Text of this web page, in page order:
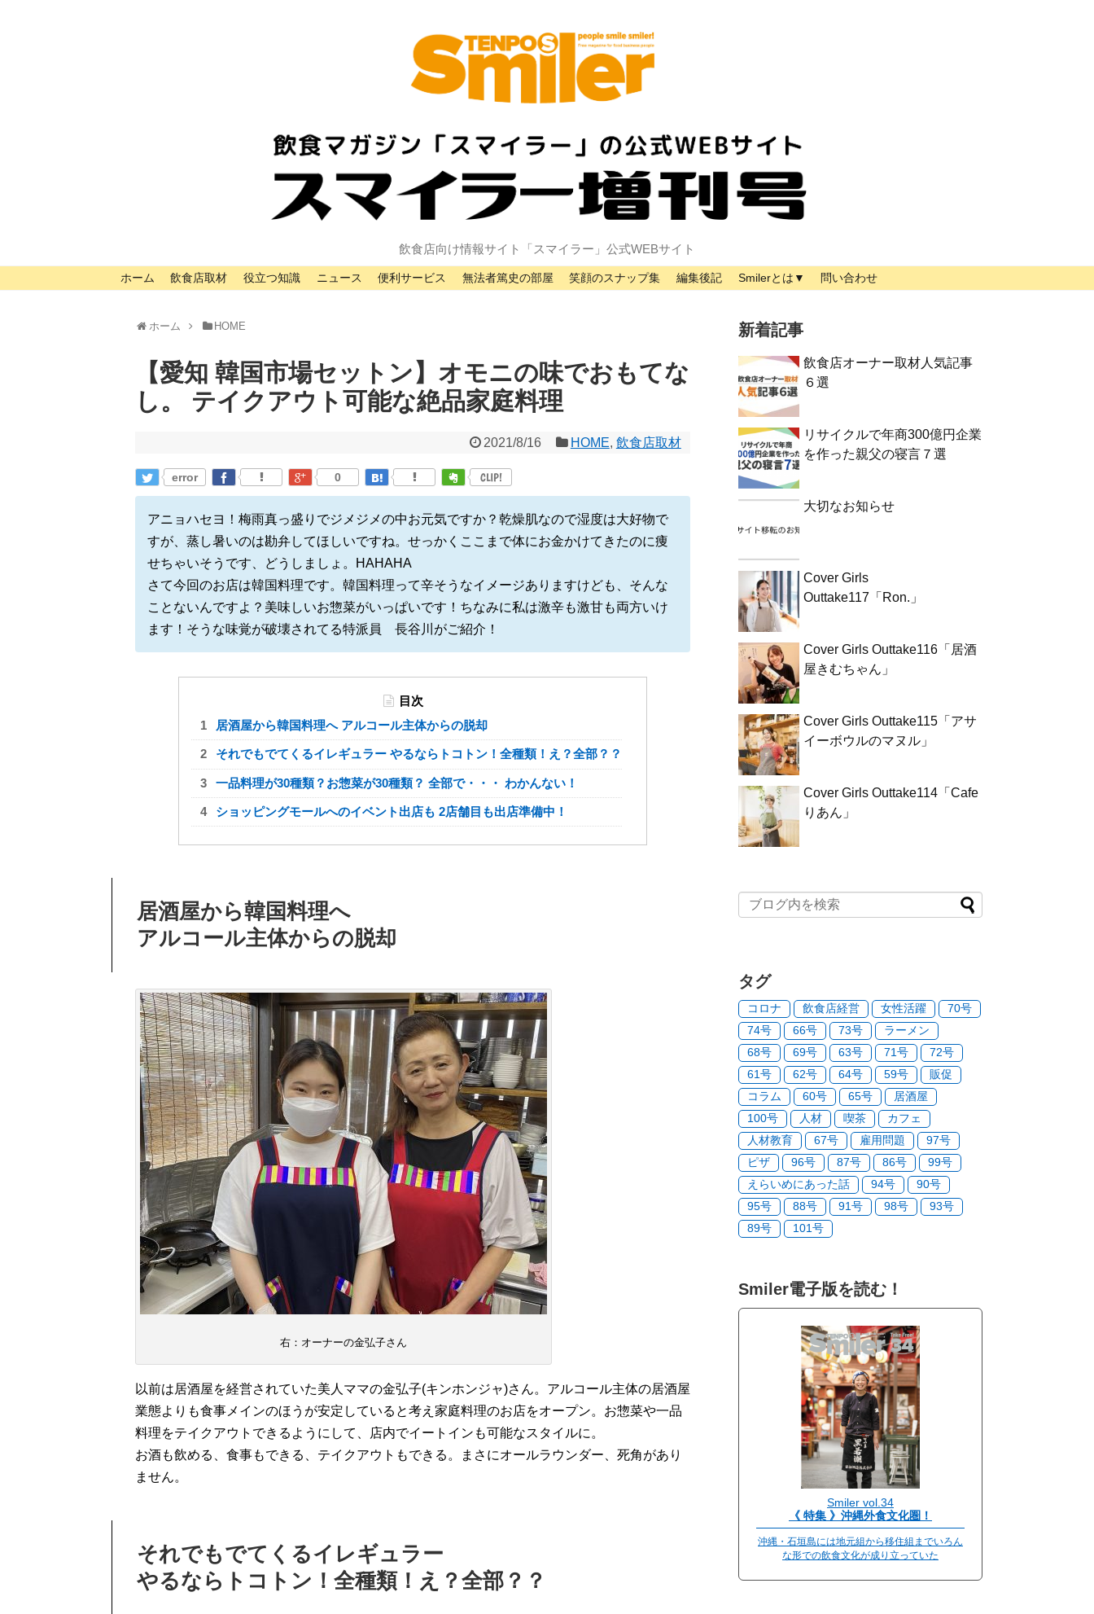
飲食店向け情報サイト「スマイラー」公式WEBサイト
ホーム 飲食店取材 役立つ知識 ニュース 便利サービス 無法者篤史の部屋 笑顔のスナップ集 編集後記 Smilerとは▼ 問い合わせ
ホーム HOME
【愛知 韓国市場セットン】オモニの味でおもてな
し。 テイクアウト可能な絶品家庭料理
2021/8/16 HOME, 飲食店取材
error 0 CLIP!
アニョハセヨ！梅雨真っ盛りでジメジメの中お元気ですか？乾燥肌なので湿度は大好物で
すが、蒸し暑いのは勘弁してほしいですね。せっかくここまで体にお金かけてきたのに痩
せちゃいそうです、どうしましょ。HAHAHA
さて今回のお店は韓国料理です。韓国料理って辛そうなイメージありますけども、そんな
ことないんですよ？美味しいお惣菜がいっぱいです！ちなみに私は激辛も激甘も両方いけ
ます！そうな味覚が破壊されてる特派員 長谷川がご紹介！
目次
居酒屋から韓国料理へ アルコール主体からの脱却
それでもでてくるイレギュラー やるならトコトン！全種類！え？全部？？
一品料理が30種類？お惣菜が30種類？ 全部で・・・ わかんない！
ショッピングモールへのイベント出店も 2店舗目も出店準備中！
居酒屋から韓国料理へ
アルコール主体からの脱却
右：オーナーの金弘子さん
以前は居酒屋を経営されていた美人ママの金弘子(キンホンジャ)さん。アルコール主体の居酒屋
業態よりも食事メインのほうが安定していると考え家庭料理のお店をオープン。お惣菜や一品
料理をテイクアウトできるようにして、店内でイートインも可能なスタイルに。
お酒も飲める、食事もできる、テイクアウトもできる。まさにオールラウンダー、死角があり
ません。
それでもでてくるイレギュラー
やるならトコトン！全種類！え？全部？？
新着記事
飲食店オーナー取材人気記事
６選
リサイクルで年商300億円企業
を作った親父の寝言７選
大切なお知らせ
Cover Girls
Outtake117「Ron.」
Cover Girls Outtake116「居酒
屋きむちゃん」
Cover Girls Outtake115「アサ
イーボウルのマヌル」
Cover Girls Outtake114「Cafe
りあん」
タグ
コロナ 飲食店経営 女性活躍
70号
74号
66号 73号
ラーメン
68号
69号 63号 71号
72号
61号
62号 64号 59号
販促
コラム
60号 65号
居酒屋
100号
人材 喫茶
カフェ
人材教育
67号 雇用問題
97号
ピザ
96号 87号 86号
99号
えらいめにあった話
94号
90号
95号
88号 91号 98号
93号
89号
101号
Smiler電子版を読む！
Smiler vol.34
《 特集 》沖縄外食文化圏！
沖縄・石垣島には地元組から移住組までいろん
な形での飲食文化が成り立っていた